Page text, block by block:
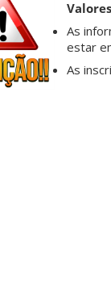
As
estar
As